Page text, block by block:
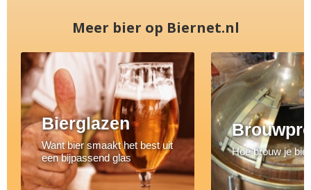
Meer bier op Biernet.nl
Bierglazen
Want bier smaakt het best uit
een bijpassend glas
Hoe brouw je